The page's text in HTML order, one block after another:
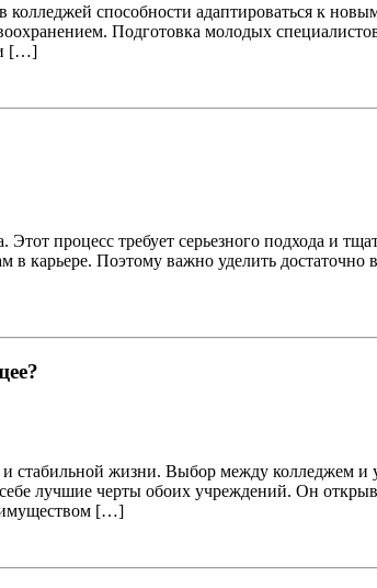
способности адаптироваться к
Подготовка молодых
и […]
процесс требует серьезного подхода и
карьере. Поэтому важно уделить
стабильной жизни. Выбор между колледжем
лучшие черты обоих учреждений. Он
[…]